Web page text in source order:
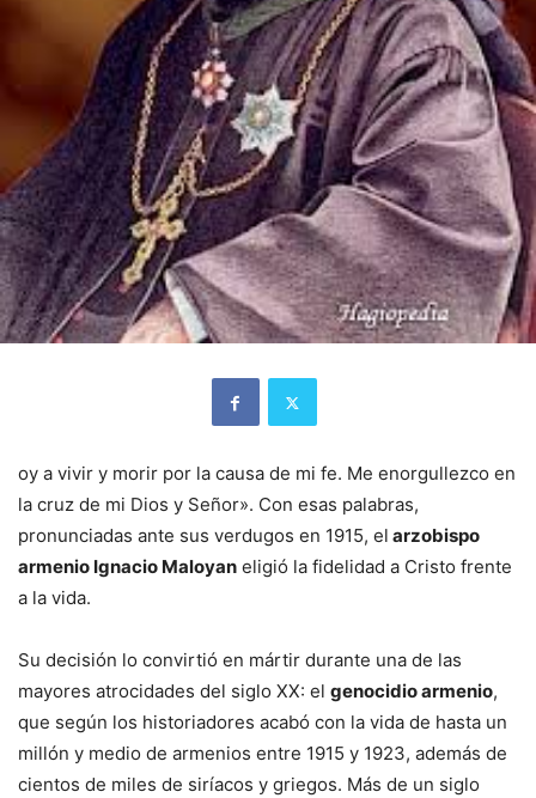
oy a vivir y morir por la causa de mi fe. Me enorgullezco en
la cruz de mi Dios y Señor». Con esas palabras,
pronunciadas ante sus verdugos en 1915, el arzobispo
armenio Ignacio Maloyan eligió la fidelidad a Cristo frente
a la vida.
Su decisión lo convirtió en mártir durante una de las
mayores atrocidades del siglo XX: el genocidio armenio,
que según los historiadores acabó con la vida de hasta un
millón y medio de armenios entre 1915 y 1923, además de
cientos de miles de siríacos y griegos. Más de un siglo